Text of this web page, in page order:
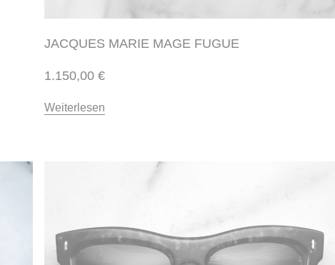
JACQUES MARIE MAGE FUGUE
1.150,00 €
Weiterlesen